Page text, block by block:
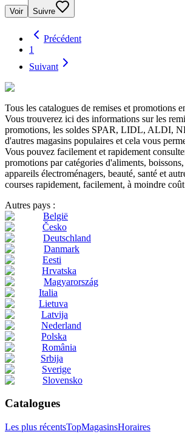
Voir Suivre
Précédent
1
Suivant
Tous les catalogues de remises et promotions
Vous trouverez ici des informations sur les
promotions, les soldes SPAR, LIDL, ALDI,
d'autres magasins populaires et cela vous
Vous pouvez facilement et rapidement
promotions par catégories d'aliments,
appareils électroménagers, beauté, santé et
courses rapidement, facilement, à moindre
Autres pays :
België
Česko
Deutschland
Danmark
Eesti
Hrvatska
Magyarország
Italia
Lietuva
Latvija
Nederland
Polska
România
Srbija
Sverige
Slovensko
Catalogues
Les plus récentsTopMagasinsHoraires